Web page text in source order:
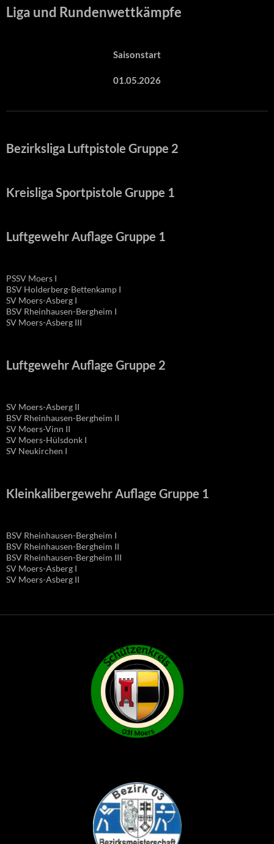
Liga und Rundenwettkämpfe
Saisonstart
01.05.2026
Bezirksliga Luftpistole Gruppe 2
Kreisliga Sportpistole Gruppe 1
Luftgewehr Auflage Gruppe 1
PSSV Moers I
BSV Holderberg-Bettenkamp I
SV Moers-Asberg I
BSV Rheinhausen-Bergheim I
SV Moers-Asberg III
Luftgewehr Auflage Gruppe 2
SV Moers-Asberg II
BSV Rheinhausen-Bergheim II
SV Moers-Vinn II
SV Moers-Hülsdonk I
SV Neukirchen I
Kleinkalibergewehr Auflage Gruppe 1
BSV Rheinhausen-Bergheim I
BSV Rheinhausen-Bergheim II
BSV Rheinhausen-Bergheim III
SV Moers-Asberg I
SV Moers-Asberg II